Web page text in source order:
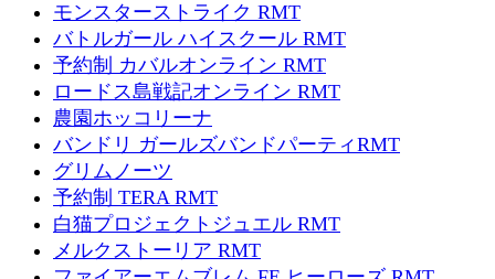
モンスターストライク RMT
バトルガール ハイスクール RMT
予約制 カバルオンライン RMT
ロードス島戦記オンライン RMT
農園ホッコリーナ
バンドリ ガールズバンドパーティRMT
グリムノーツ
予約制 TERA RMT
白猫プロジェクトジュエル RMT
メルクストーリア RMT